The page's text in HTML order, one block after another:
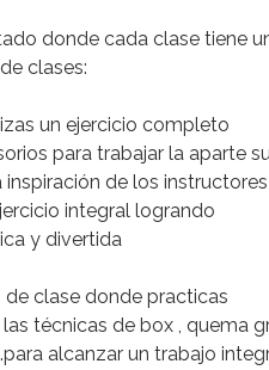
donde cada clase tiene
clases:
un ejercicio completo
para trabajar la aparte
de los
integral logrando
y divertida
clase donde practicas
técnicas de box , quema
alcanzar un trabajo